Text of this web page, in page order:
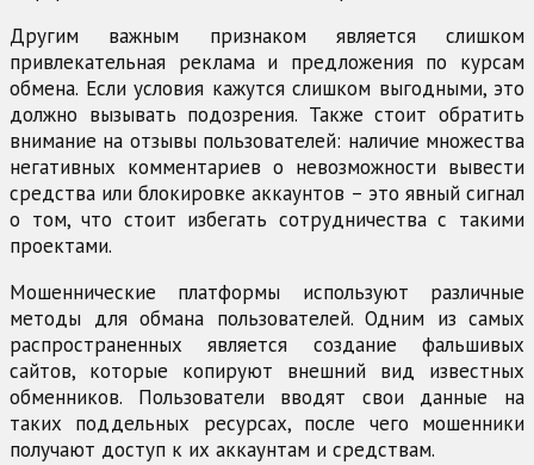
Другим важным признаком является слишком
привлекательная реклама и предложения по курсам
обмена. Если условия кажутся слишком выгодными, это
должно вызывать подозрения. Также стоит обратить
внимание на отзывы пользователей: наличие множества
негативных комментариев о невозможности вывести
средства или блокировке аккаунтов – это явный сигнал
о том, что стоит избегать сотрудничества с такими
проектами.
Мошеннические платформы используют различные
методы для обмана пользователей. Одним из самых
распространенных является создание фальшивых
сайтов, которые копируют внешний вид известных
обменников. Пользователи вводят свои данные на
таких поддельных ресурсах, после чего мошенники
получают доступ к их аккаунтам и средствам.